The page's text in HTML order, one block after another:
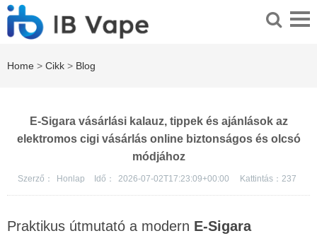
Home > Cikk > Blog
E-Sigara vásárlási kalauz, tippek és ajánlások az
elektromos cigi vásárlás online biztonságos és olcsó
módjához
Szerző： Honlap Idő： 2026-07-02T17:23:09+00:00 Kattintás： 237
Praktikus útmutató a modern E-Sigara